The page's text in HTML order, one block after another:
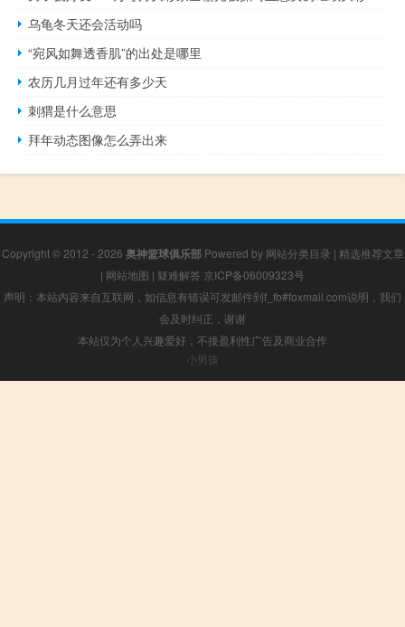
乌龟冬天还会活动吗
“宛风如舞透香肌”的出处是哪里
农历几月过年还有多少天
刺猬是什么意思
拜年动态图像怎么弄出来
Copyright © 2012 - 2026 奥神篮球俱乐部Powered by 网站分类目录 | 精选推荐文章
| 网站地图 | 疑难解答 京ICP备06009323号
声明：本站内容来自互联网，如信息有错误可发邮件到f_fb#foxmail.com说明，我们
会及时纠正，谢谢
本站仅为个人兴趣爱好，不接盈利性广告及商业合作
小男孩